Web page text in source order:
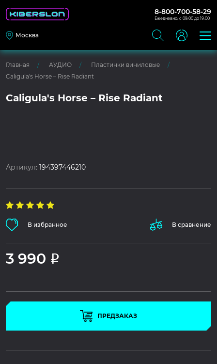
8-800-700-58-29
Ежедневно: с 09:00 до 19:00
Москва
Главная АУДИО
Пластинки виниловые
Caligula's Horse – Rise Radiant
Caligula's Horse – Rise Radiant
Артикул:194397446210
В избранное В сравнение
3 990 Р
ПРЕДЗАКАЗ